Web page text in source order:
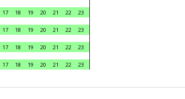
17 18 19 20 21 22
23
17 18 19 20 21 22
23
17 18 19 20 21 22
23
17 18 19 20 21 22
23